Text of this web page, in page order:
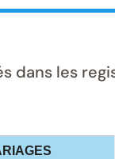
dans les